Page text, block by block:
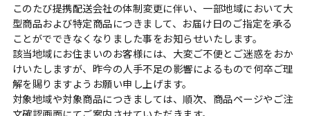
このたび提携配送会社の体制変更に伴い、一部地域において大
型商品および特定商品につきまして、お届け日のご指定を承る
ことがでできなくなりました事をお知らせいたします。
該当地域にお住まいのお客様には、大変ご不便とご迷惑をおか
けいたしますが、昨今の人手不足の影響によるもので何卒ご理
解を賜りますようお願い申し上げます。
対象地域や対象商品につきましては、順次、商品ページやご注